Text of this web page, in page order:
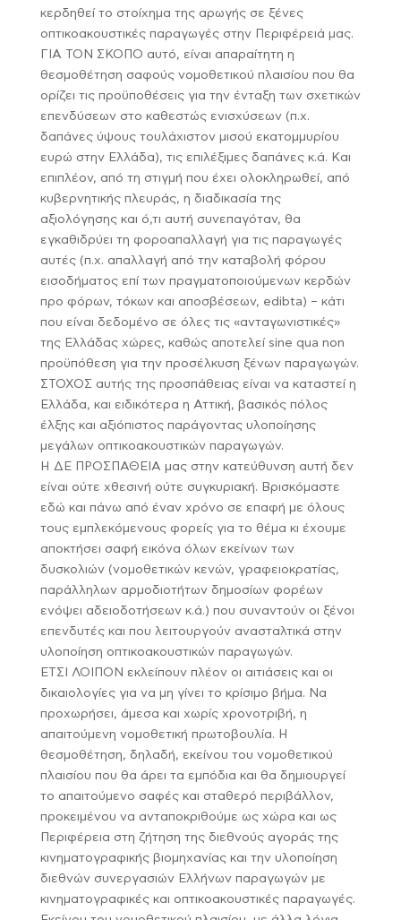
κερδηθεί το στοίχημα της αρωγής σε ξένες
οπτικοακουστικές παραγωγές στην Περιφέρειά μας.
ΓΙΑ ΤΟΝ ΣΚΟΠΟ αυτό, είναι απαραίτητη η
θεσμοθέτηση σαφούς νομοθετικού πλαισίου που θα
ορίζει τις προϋποθέσεις για την ένταξη των σχετικών
επενδύσεων στο καθεστώς ενισχύσεων (π.χ.
δαπάνες ύψους τουλάχιστον μισού εκατομμυρίου
ευρώ στην Ελλάδα), τις επιλέξιμες δαπάνες κ.ά. Και
επιπλέον, από τη στιγμή που έχει ολοκληρωθεί, από
κυβερνητικής πλευράς, η διαδικασία της
αξιολόγησης και ό,τι αυτή συνεπαγόταν, θα
εγκαθιδρύει τη φοροαπαλλαγή για τις παραγωγές
αυτές (π.χ. απαλλαγή από την καταβολή φόρου
εισοδήματος επί των πραγματοποιούμενων κερδών
προ φόρων, τόκων και αποσβέσεων, edibta) – κάτι
που είναι δεδομένο σε όλες τις «ανταγωνιστικές»
της Ελλάδας χώρες, καθώς αποτελεί sine qua non
προϋπόθεση για την προσέλκυση ξένων παραγωγών.
ΣΤΟΧΟΣ αυτής της προσπάθειας είναι να καταστεί η
Ελλάδα, και ειδικότερα η Αττική, βασικός πόλος
έλξης και αξιόπιστος παράγοντας υλοποίησης
μεγάλων οπτικοακουστικών παραγωγών.
Η ΔΕ ΠΡΟΣΠΑΘΕΙΑ μας στην κατεύθυνση αυτή δεν
είναι ούτε χθεσινή ούτε συγκυριακή. Βρισκόμαστε
εδώ και πάνω από έναν χρόνο σε επαφή με όλους
τους εμπλεκόμενους φορείς για το θέμα κι έχουμε
αποκτήσει σαφή εικόνα όλων εκείνων των
δυσκολιών (νομοθετικών κενών, γραφειοκρατίας,
παράλληλων αρμοδιοτήτων δημοσίων φορέων
ενόψει αδειοδοτήσεων κ.ά.) που συναντούν οι ξένοι
επενδυτές και που λειτουργούν ανασταλτικά στην
υλοποίηση οπτικοακουστικών παραγωγών.
ΕΤΣΙ ΛΟΙΠΟΝ εκλείπουν πλέον οι αιτιάσεις και οι
δικαιολογίες για να μη γίνει το κρίσιμο βήμα. Να
προχωρήσει, άμεσα και χωρίς χρονοτριβή, η
απαιτούμενη νομοθετική πρωτοβουλία. Η
θεσμοθέτηση, δηλαδή, εκείνου του νομοθετικού
πλαισίου που θα άρει τα εμπόδια και θα δημιουργεί
το απαιτούμενο σαφές και σταθερό περιβάλλον,
προκειμένου να ανταποκριθούμε ως χώρα και ως
Περιφέρεια στη ζήτηση της διεθνούς αγοράς της
κινηματογραφικής βιομηχανίας και την υλοποίηση
διεθνών συνεργασιών Ελλήνων παραγωγών με
κινηματογραφικές και οπτικοακουστικές παραγωγές.